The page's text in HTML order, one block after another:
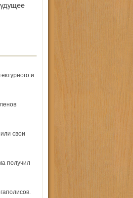
и
свои
получил